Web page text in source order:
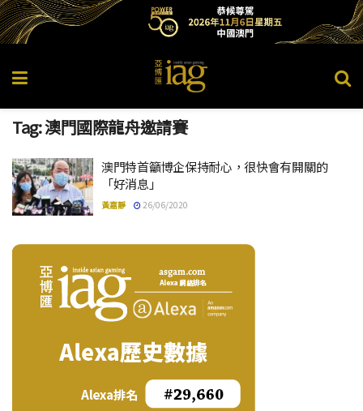
Tag:澳門國際龍舟邀請賽
澳門特首籲博企保持耐心，很快會有開關的
「好消息」
黃嘉靜 26/06/2020